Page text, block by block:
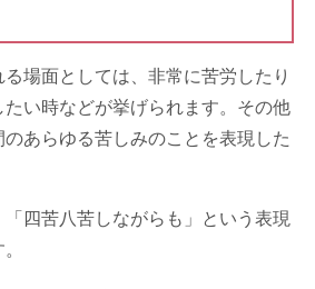
場面としては、非常に苦労したり
い時などが挙げられます。その他
あらゆる苦しみのことを表現した
「四苦八苦しながらも」という表現